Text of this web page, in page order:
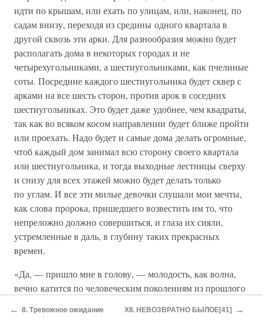
идти по крышам, или ехать по улицам, или, наконец, по
садам внизу, переходя из средины одного квартала в
другой сквозь эти арки. Для разнообразия можно будет
располагать дома в некоторых городах и не
четырехугольниками, а шестиугольниками, как пчелиные
соты. Посредине каждого шестиугольника будет сквер с
арками на все шесть сторон, против арок в соседних
шестиугольниках. Это будет даже удобнее, чем квадраты,
так как во всяком косом направлении будет ближе пройти
или проехать. Надо будет и самые дома делать огромные,
чтоб каждый дом занимал всю сторону своего квартала
или шестиугольника, и тогда выходные лестницы сверху
и снизу для всех этажей можно будет делать только
по углам. И все эти милые девочки слушали мои мечты,
как слова пророка, пришедшего возвестить им то, что
непреложно должно совершиться, и глаза их сияли,
устремленные в даль, в глубину таких прекрасных
времен.
«Да, — пришло мне в голову, — молодость, как волна,
вечно катится по человеческим поколениям из прошлого
выравнивается, всегда одна и та же, хотя и несется через
← 8. Тревожное ожидание XII. НЕВОЗВРАТНО БЫЛОЕ[41] →